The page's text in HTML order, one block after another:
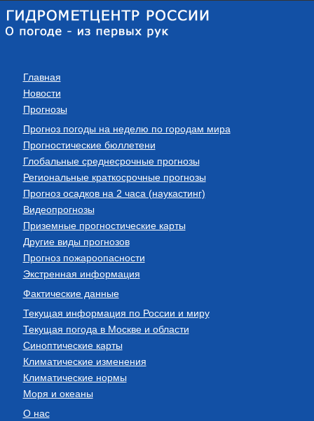
Главная
Новости
Прогнозы
Прогноз погоды на неделю по городам мира
Прогностические бюллетени
Глобальные среднесрочные прогнозы
Региональные краткосрочные прогнозы
Прогноз осадков на 2 часа (наукастинг)
Видеопрогнозы
Приземные прогностические карты
Другие виды прогнозов
Прогноз пожароопасности
Экстренная информация
Фактические данные
Текущая информация по России и миру
Текущая погода в Москве и области
Синоптические карты
Климатические изменения
Климатические нормы
Моря и океаны
О нас